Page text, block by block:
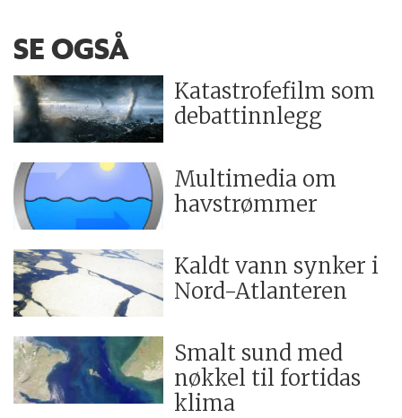
SE OGSÅ
Katastrofefilm som
debattinnlegg
Multimedia om
havstrømmer
Kaldt vann synker i
Nord-Atlanteren
Smalt sund med
nøkkel til fortidas
klima